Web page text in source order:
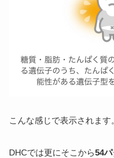
こんな感じで表示されます
DHCでは更にそこから54